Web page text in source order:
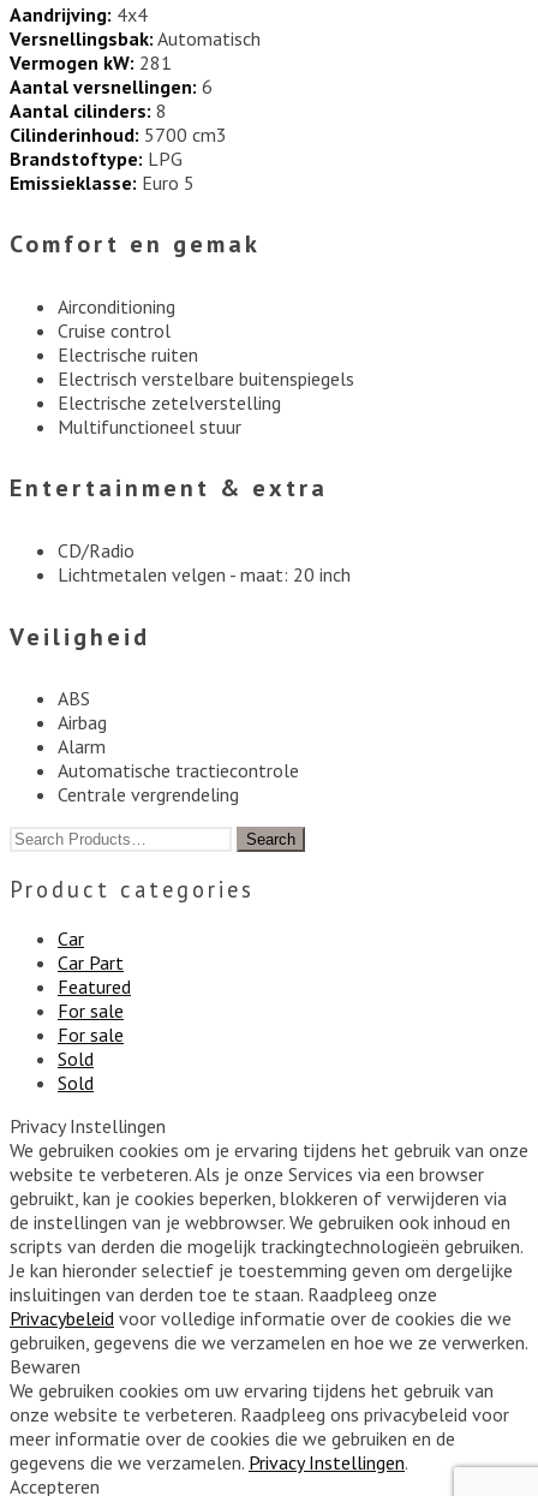
Aandrijving: 4x4
Versnellingsbak: Automatisch
Vermogen kW: 281
Aantal versnellingen: 6
Aantal cilinders: 8
Cilinderinhoud: 5700 cm3
Brandstoftype: LPG
Emissieklasse: Euro 5
Comfort en gemak
Airconditioning
Cruise control
Electrische ruiten
Electrisch verstelbare buitenspiegels
Electrische zetelverstelling
Multifunctioneel stuur
Entertainment & extra
CD/Radio
Lichtmetalen velgen - maat: 20 inch
Veiligheid
ABS
Airbag
Alarm
Automatische tractiecontrole
Centrale vergrendeling
Product categories
Car
Car Part
Featured
For sale
For sale
Sold
Sold
Privacy Instellingen
We gebruiken cookies om je ervaring tijdens het gebruik van onze
website te verbeteren. Als je onze Services via een browser
gebruikt, kan je cookies beperken, blokkeren of verwijderen via
de instellingen van je webbrowser. We gebruiken ook inhoud en
scripts van derden die mogelijk trackingtechnologieën gebruiken.
Je kan hieronder selectief je toestemming geven om dergelijke
insluitingen van derden toe te staan. Raadpleeg onze
Privacybeleid voor volledige informatie over de cookies die we
gebruiken, gegevens die we verzamelen en hoe we ze verwerken.
Bewaren
We gebruiken cookies om uw ervaring tijdens het gebruik van
onze website te verbeteren. Raadpleeg ons privacybeleid voor
meer informatie over de cookies die we gebruiken en de
gegevens die we verzamelen. Privacy Instellingen.
Accepteren